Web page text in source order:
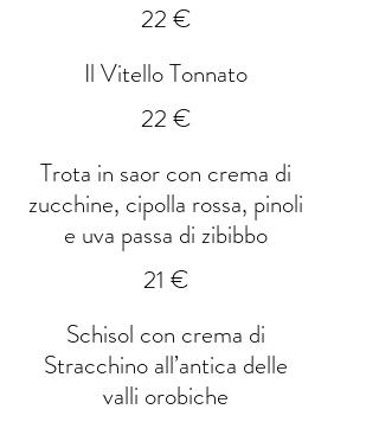
22 €
Il Vitello Tonnato
22 €
Trota in saor con crema di
zucchine, cipolla rossa, pinoli
e uva passa di zibibbo
21 €
Schisol con crema di
Stracchino all’antica delle
valli orobiche